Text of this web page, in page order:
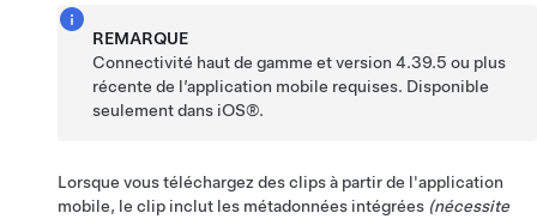
REMARQUE
Connectivité haut de gamme et version 4.39.5 ou plus
récente de l’application mobile requises. Disponible
seulement dans iOS®.
Lorsque vous téléchargez des clips à partir de l'application
mobile, le clip inclut les métadonnées intégrées (nécessite